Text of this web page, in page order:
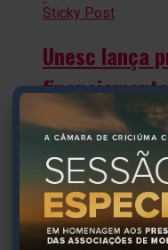
Sticky Post
Unesc lança
decorrência
Criciúma A
universidade é
da Unesc e, por
quarta-feira (6/5),